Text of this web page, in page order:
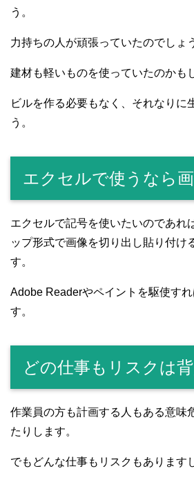
う。
力持ちの人が頑張っていたのでしょ
建材も軽いものを使っていたのかも
ビルを作る必要もなく、それなりに
う。
エクセルで使うなら
エクセルで記号を使いたいのであれ
ップ形式で画像を切り出し貼り付け
す。
Adobe Readerやペイントを駆使す
す。
どの仕事もリスクは背
作業員の方も計画する人もある意味
たりします。
でもどんな仕事もリスクもあります